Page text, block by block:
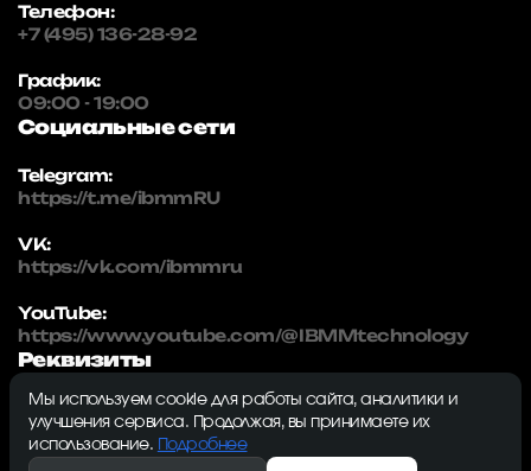
Телефон:
+7 (495) 136-28-92
График:
09:00 - 19:00
Социальные сети
Telegram:
https://t.me/ibmmRU
VK:
https://vk.com/ibmmru
YouTube:
https://www.youtube.com/@IBMMtechnology
Реквизиты
IBMM | technology
ИНН: 5032334982
Мы используем cookie для работы сайта, аналитики и
улучшения сервиса. Продолжая, вы принимаете их
использование.
Подробнее